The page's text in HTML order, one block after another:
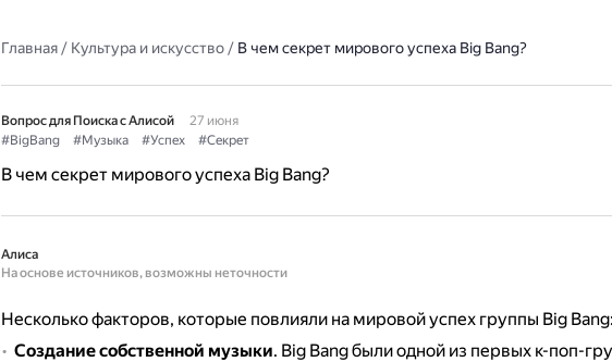
Главная/ Культура и искусство/ В чем секрет мирового успеха Big Bang?
Вопрос для Поиска с Алисой
27 июня
#BigBang
#Музыка #Успех #Секрет
В чем секрет мирового успеха Big Bang?
Алиса
На основе источников, возможны неточности
Несколько факторов, которые повлияли на мировой успех группы Big Bang:
Создание собственной музыки. Big Bang были одной из первых к-поп-